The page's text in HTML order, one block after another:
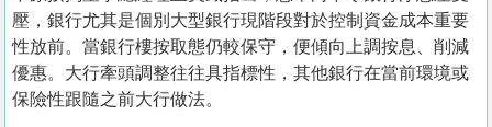
壓，銀行尤其是個別大型銀行現階段對於控制資金成本重要
性放前。當銀行樓按取態仍較保守，便傾向上調按息、削減
優惠。大行牽頭調整往往具指標性，其他銀行在當前環境或
保險性跟隨之前大行做法。